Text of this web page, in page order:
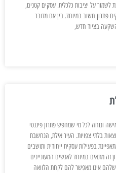
לשמור על יציבות כלכלית. עסקים קטנים,
פתרון חשוב במיוחד. בין אם מדובר
בציוד חדש,
ונוחה לכל מי שמחפש פתרון פיננסי
בלתי צפויות. העיר אילת, הנחשבת
בפעילות עסקית ייחודית ותושבים
זה מתאים במיוחד לאנשים המעוניינים
אינו מאפשר להם לקחת הלוואה